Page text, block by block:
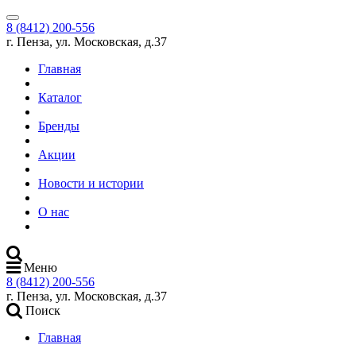
8 (8412) 200-556
г. Пенза, ул. Московская, д.37
Главная
Каталог
Бренды
Акции
Новости и истории
О нас
Меню
8 (8412) 200-556
г. Пенза, ул. Московская, д.37
Поиск
Главная